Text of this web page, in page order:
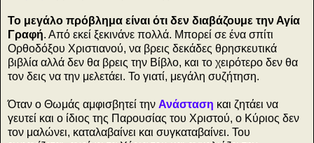
Το μεγάλο πρόβλημα είναι ότι δεν διαβάζουμε την Αγία
Γραφή. Από εκεί ξεκινάνε πολλά. Μπορεί σε ένα σπίτι
Ορθοδόξου Χριστιανού, να βρεις δεκάδες θρησκευτικά
βιβλία αλλά δεν θα βρεις την Βίβλο, και το χειρότερο δεν θα
τον δεις να την μελετάει. Το γιατί, μεγάλη συζήτηση.
Όταν ο Θωμάς αμφισβητεί την Ανάσταση και ζητάει να
γευτεί και ο ίδιος της Παρουσίας του Χριστού, ο Κύριος δεν
τον μαλώνει, καταλαβαίνει και συγκαταβαίνει. Του